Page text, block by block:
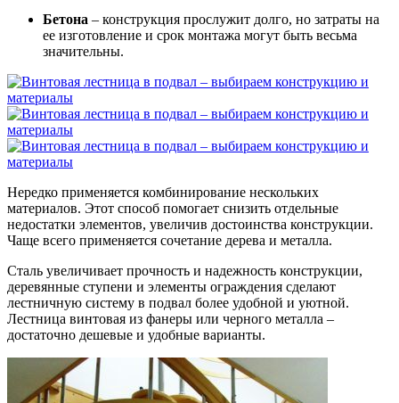
Бетона – конструкция прослужит долго, но затраты на
ее изготовление и срок монтажа могут быть весьма
значительны.
Нередко применяется комбинирование нескольких
материалов. Этот способ помогает снизить отдельные
недостатки элементов, увеличив достоинства конструкции.
Чаще всего применяется сочетание дерева и металла.
Сталь увеличивает прочность и надежность конструкции,
деревянные ступени и элементы ограждения сделают
лестничную систему в подвал более удобной и уютной.
Лестница винтовая из фанеры или черного металла –
достаточно дешевые и удобные варианты.